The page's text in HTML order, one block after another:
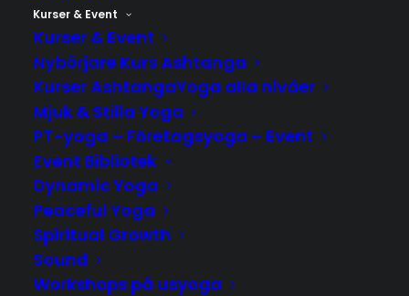
Kurser & Event
Kurser & Event
Nybörjare Kurs Ashtanga
Kurser AshtangaYoga alla nivåer
Mjuk & Stilla Yoga
PT-yoga – Företagsyoga – Event
Event Bibliotek
Dynamic Yoga
Peaceful Yoga
Spiritual Growth
Sound
Workshops på usyoga